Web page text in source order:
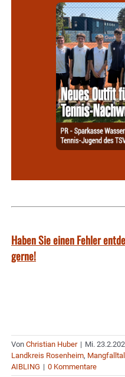
Haben Sie einen Fehler
gerne!
Von Christian Huber | Mi.
Landkreis Rosenheim, Mangfalltal
AIBLING | 0 Kommentare